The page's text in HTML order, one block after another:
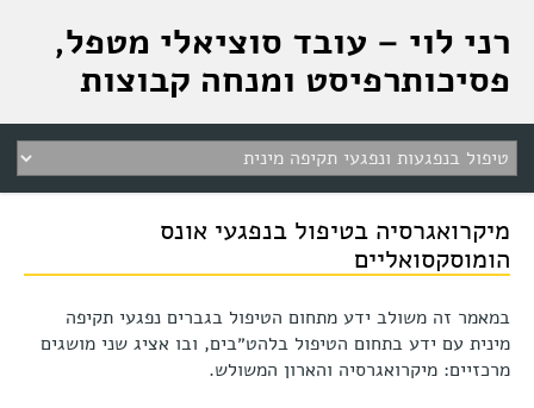
רני לוי – עובד סוציאלי מטפל,
פסיכותרפיסט ומנחה קבוצות
מיקרואגרסיה בטיפול בנפגעי אונס
הומוסקסואליים
במאמר זה משולב ידע מתחום הטיפול בגברים נפגעי תקיפה
מינית עם ידע בתחום הטיפול בלהט״בים, ובו אציג שני מושגים
מרכזיים: מיקרואגרסיה והארון המשולש.